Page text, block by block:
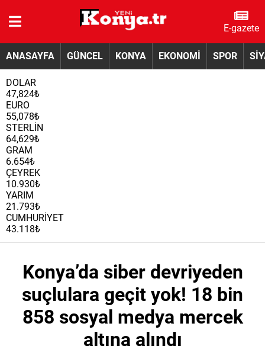
E-gazete
ANASAYFA GÜNCEL KONYA EKONOMİ SPOR
DOLAR
47,824₺
EURO
55,078₺
STERLİN
64,629₺
GRAM
6.654₺
ÇEYREK
10.930₺
YARIM
21.793₺
CUMHURİYET
43.118₺
Konya’da siber devriyeden
suçlulara geçit yok! 18 bin
858 sosyal medya mercek
altına alındı